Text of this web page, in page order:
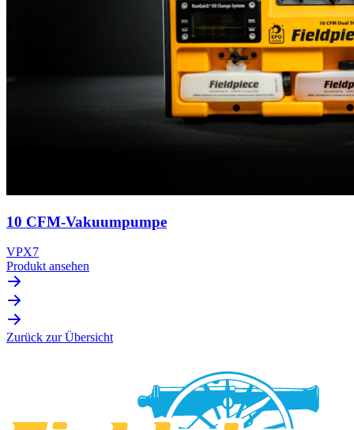
10 CFM-Vakuumpumpe
VPX7
Produkt ansehen
Zurück zur Übersicht